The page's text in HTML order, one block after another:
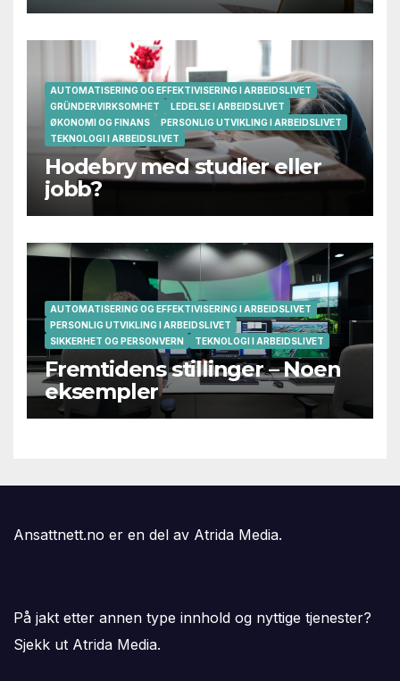
AUTOMATISERING OG EFFEKTIVISERING I ARBEIDSLIVET
GRÜNDERVIRKSOMHET
LEDELSE I ARBEIDSLIVET
ØKONOMI OG FINANS
PERSONLIG UTVIKLING I ARBEIDSLIVET
TEKNOLOGI I ARBEIDSLIVET
Hodebry med studier eller
jobb?
AUTOMATISERING OG EFFEKTIVISERING I ARBEIDSLIVET
PERSONLIG UTVIKLING I ARBEIDSLIVET
SIKKERHET OG PERSONVERN
TEKNOLOGI I ARBEIDSLIVET
Fremtidens stillinger – Noen
eksempler
Ansattnett.no er en del av Atrida Media.
På jakt etter annen type innhold og nyttige tjenester?
Sjekk ut Atrida Media.